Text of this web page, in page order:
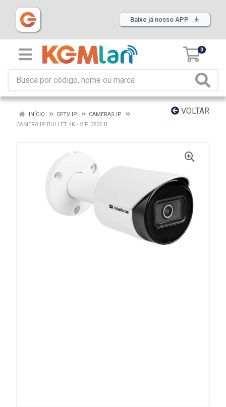
Baixe já nosso APP
0
VOLTAR
INÍCIO CFTV IP
CAMERAS IP
CAMERA IP BULLET 4K - VIP 3830 B